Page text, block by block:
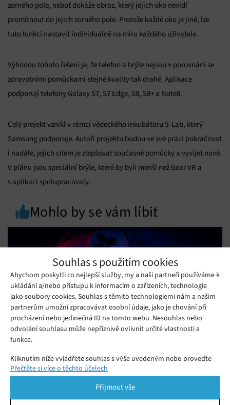
Souhlas s použitím cookies
Abychom poskytli co nejlepší služby, my a naši partneři používáme k
ukládání a/nebo přístupu k informacím o zařízeních, technologie
jako soubory cookies. Souhlas s těmito technologiemi nám a našim
partnerům umožní zpracovávat osobní údaje, jako je chování při
procházení nebo jedinečná ID na tomto webu. Nesouhlas nebo
odvolání souhlasu může nepříznivě ovlivnit určité vlastnosti a
funkce.
Kliknutím níže vyjádřete souhlas s výše uvedeným nebo proveďte
podrobnější rozhodnutí. Vaše volby budou použity pouze na tomto
pomocí přepínačů v Zásadách cookies nebo kliknutím na tlačítko
Spravovat souhlas ve spodní části obrazovky.
Přečtěte si více o těchto účelech
Přijmout vše
zorného pole, neboť dokáže obraz, který jejich oko nevidí
promítnout do jejich zorného pole. Protože každé oko je jiné, lze
tuto funkci nastavit individuálně na míru každého uživatele.
Výhodou tohoto řešení je, že telefon a brýle nejsou v porovnání se
zdravotními pomůckami stejné kvality tak drahé. Aplikace
podporují telefony Galaxy S7, S7 Edge, S8, S8+ a Note8.
Celý projekt vznikl v rámci vědeckého inkubátoru S-Lab, který
Samsung podporuje. Autoři projektu budou ve své práci pokračovat
i nadále, jejich cílem je zlepšovat současné pomůcky a vyvíjet nové.
V plánu jsou speciální brýle, které by byli menší než Gear VR a
s aplikací spolupracovaly.
Mohlo by se vám líbit
Žádné disky pro PlayStation? Petici
podepsalo už přes 335 tisíc lidí
Už žádné fyzické disky pro PlayStation? Hráčům se nelíbí, že si